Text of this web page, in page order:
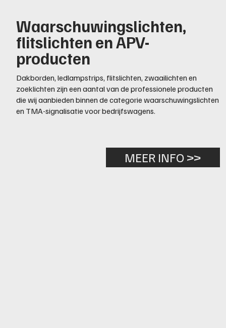
Waarschuwingslichten,
flitslichten en APV-
producten
Dakborden, ledlampstrips, flitslichten, zwaailichten en
zoeklichten zijn een aantal van de professionele producten
die wij aanbieden binnen de categorie waarschuwingslichten
en TMA-signalisatie voor bedrijfswagens.
MEER INFO >>